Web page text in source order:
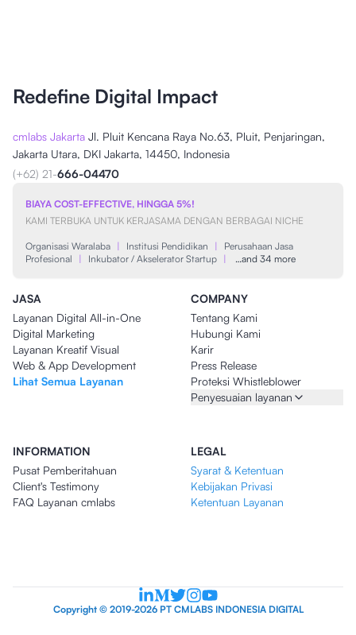
Redefine Digital Impact
cmlabs Jakarta Jl. Pluit Kencana Raya No.63, Pluit, Penjaringan,
Jakarta Utara, DKI Jakarta, 14450, Indonesia
(+62) 21-666-04470
BIAYA COST-EFFECTIVE, HINGGA 5%!
KAMI TERBUKA UNTUK KERJASAMA DENGAN BERBAGAI NICHE
Organisasi Waralaba | Institusi Pendidikan |
Perusahaan Jasa
Profesional
| Inkubator / Akselerator Startup | …and 34 more
JASA
Layanan Digital All-in-One
Digital Marketing
Layanan Kreatif Visual
Web & App Development
Lihat Semua Layanan
COMPANY
Tentang Kami
Hubungi Kami
Karir
Press Release
Proteksi Whistleblower
Penyesuaian layanan
INFORMATION
Pusat Pemberitahuan
Client's Testimony
FAQ Layanan cmlabs
LEGAL
Syarat & Ketentuan
Kebijakan Privasi
Ketentuan Layanan
Copyright © 2019-2026 PT CMLABS INDONESIA DIGITAL